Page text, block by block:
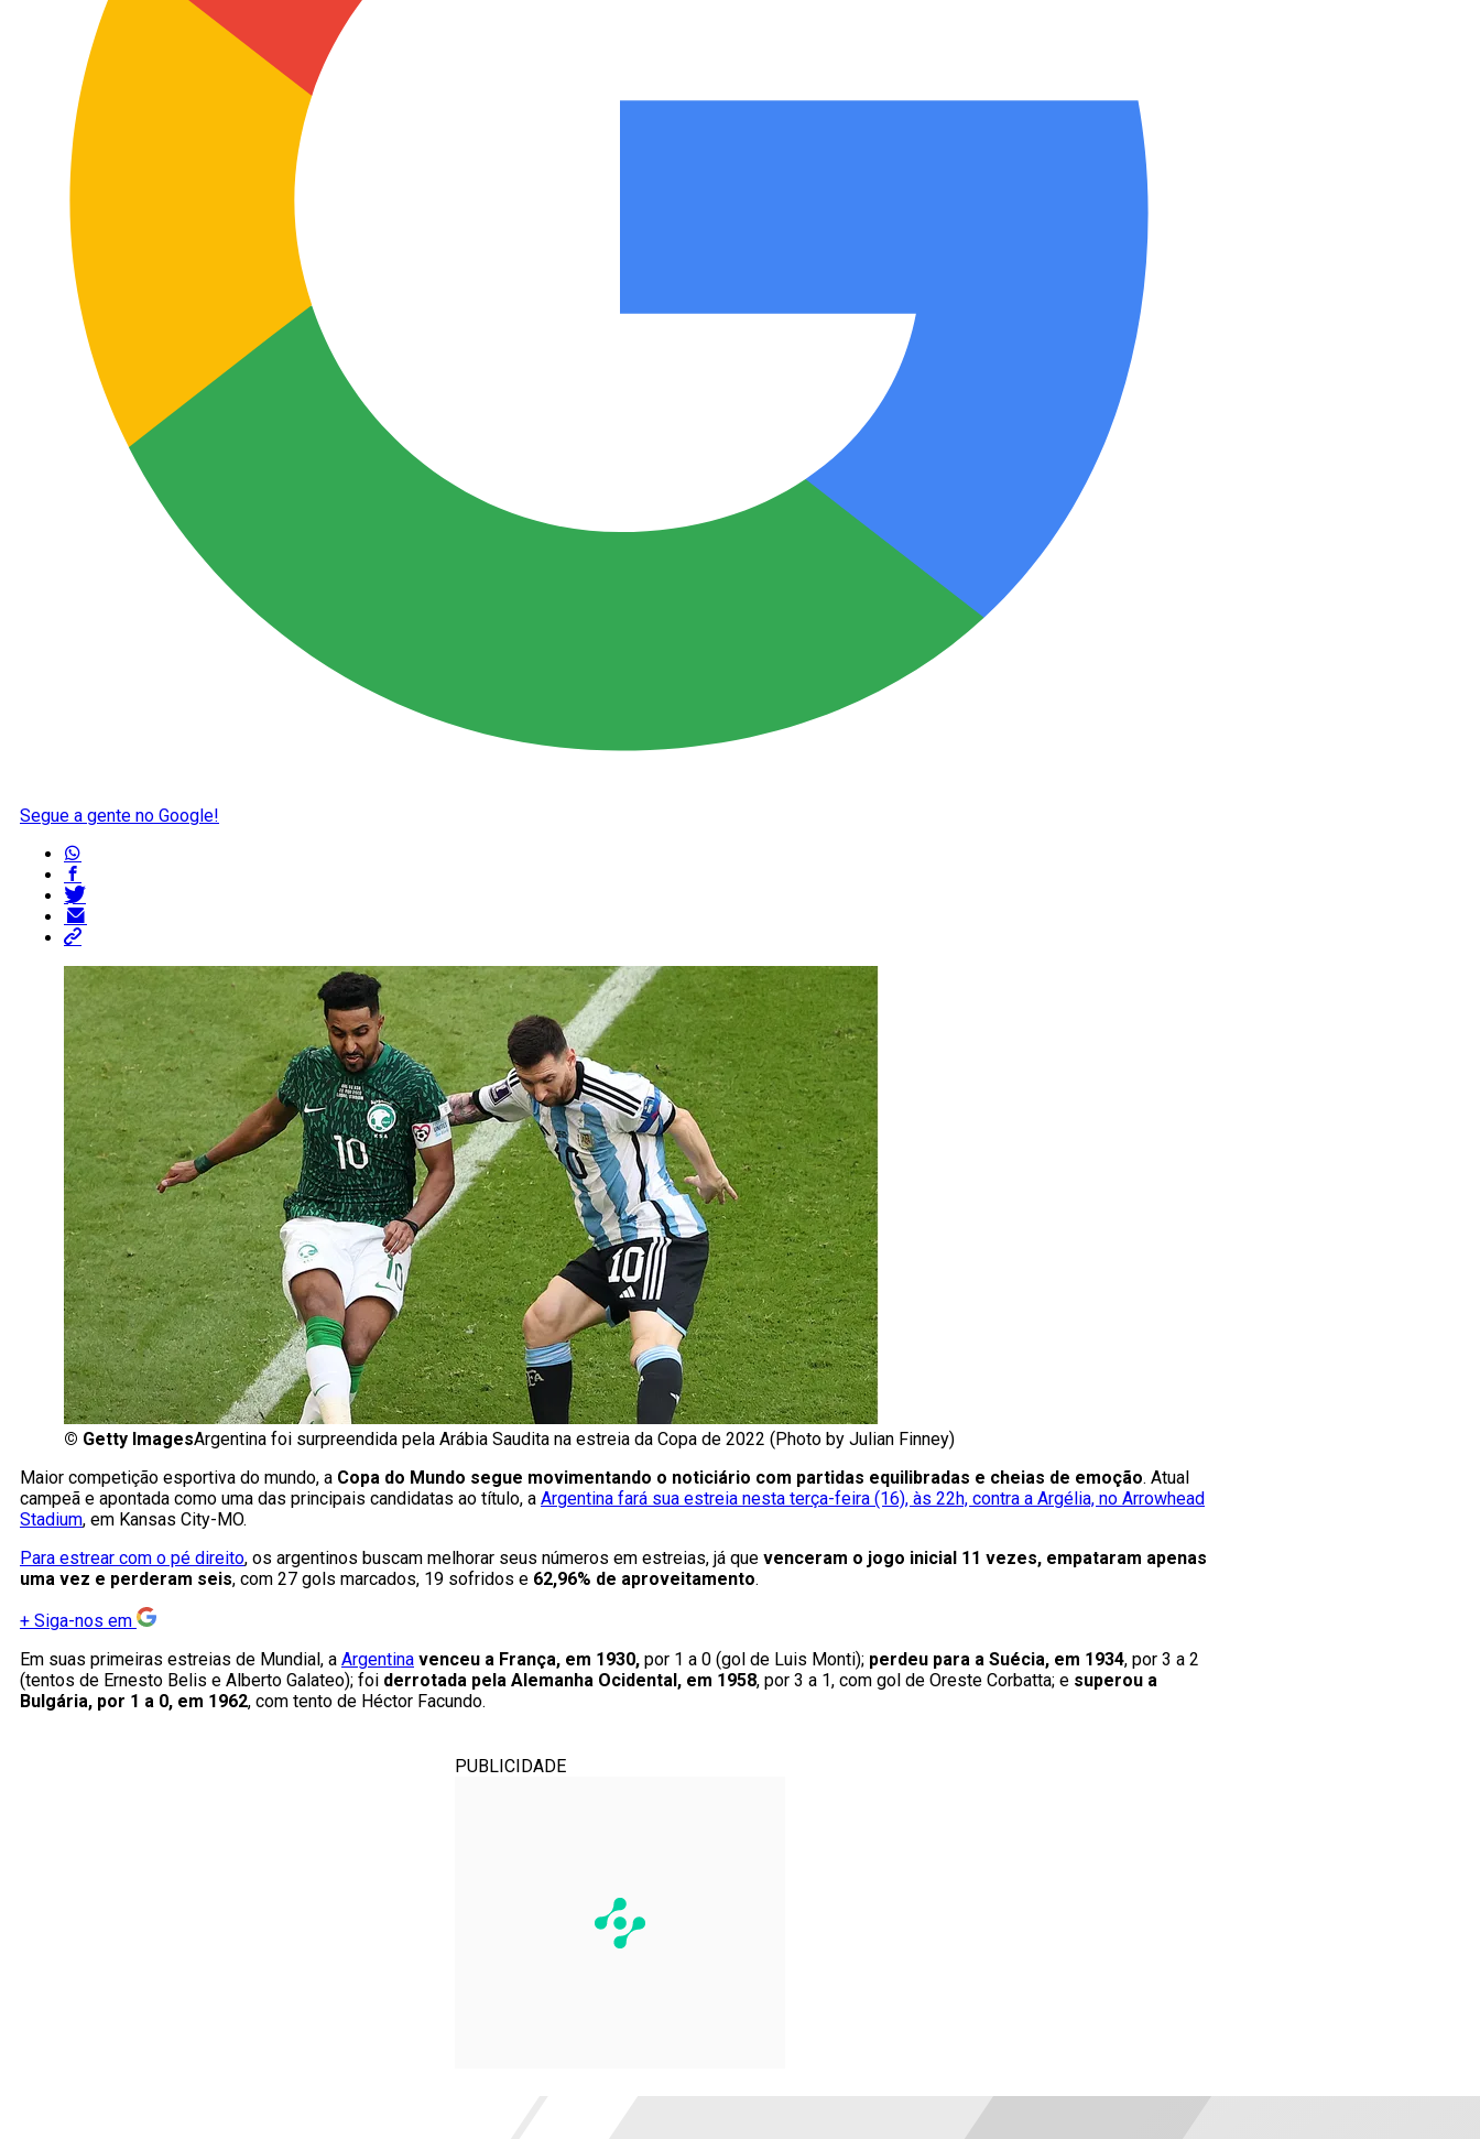
Segue a gente no Google!
© Getty ImagesArgentina foi surpreendida pela Arábia Saudita na estreia da Copa de 2022 (Photo by Julian Finney)
Maior competição esportiva do mundo, a Copa do Mundo segue movimentando o noticiário com partidas equilibradas e cheias de emoção. Atual
campeã e apontada como uma das principais candidatas ao título, a Argentina fará sua estreia nesta terça-feira (16), às 22h, contra a Argélia, no Arrowhead
Stadium, em Kansas City-MO.
Para estrear com o pé direito, os argentinos buscam melhorar seus números em estreias, já que venceram o jogo inicial 11 vezes, empataram apenas
uma vez e perderam seis, com 27 gols marcados, 19 sofridos e 62,96% de aproveitamento.
+ Siga-nos em
Em suas primeiras estreias de Mundial, a Argentina venceu a França, em 1930, por 1 a 0 (gol de Luis Monti); perdeu para a Suécia, em 1934, por 3 a 2
(tentos de Ernesto Belis e Alberto Galateo); foi derrotada pela Alemanha Ocidental, em 1958, por 3 a 1, com gol de Oreste Corbatta; e superou a
Bulgária, por 1 a 0, em 1962, com tento de Héctor Facundo.
PUBLICIDADE